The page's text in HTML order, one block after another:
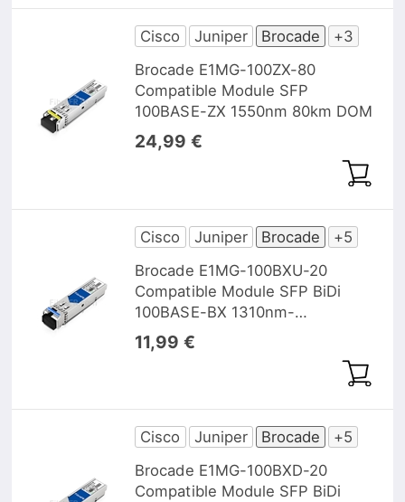
Cisco Juniper Brocade
+3
Brocade E1MG-100ZX-80
Compatible Module SFP
100BASE-ZX 1550nm 80km DOM
24,99 €
Cisco Juniper Brocade
+5
Brocade E1MG-100BXU-20
Compatible Module SFP BiDi
100BASE-BX 1310nm-
TX/1550nm-RX 20km DOM
11,99 €
Cisco Juniper Brocade
+5
Brocade E1MG-100BXD-20
Compatible Module SFP BiDi